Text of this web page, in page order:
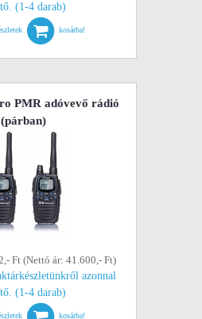
(1-4 darab)
kosárba!
PMR adóvevő rádió
(párban)
Ft (Nettó ár: 41.600,- Ft)
azonnal
(1-4 darab)
kosárba!